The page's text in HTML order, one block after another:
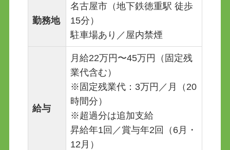
勤務地
名古屋市（地下鉄徳重駅 徒歩
15分）
駐車場あり／屋内禁煙
給与
月給22万円〜45万円（固定残
業代含む）
※固定残業代：3万円／月（20
時間分）
※超過分は追加支給
昇給年1回／賞与年2回（6月・
12月）